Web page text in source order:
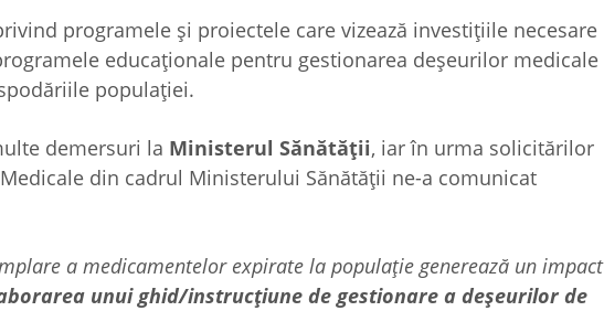
programele şi proiectele care vizează investițiile necesare
educaționale pentru gestionarea deșeurilor medicale
populației.
demersuri la Ministerul Sănătății, iar în urma solicitărilor
din cadrul Ministerului Sănătății ne-a comunicat
a medicamentelor expirate la populație generează un impact
unui ghid/instrucțiune de gestionare a deșeurilor de